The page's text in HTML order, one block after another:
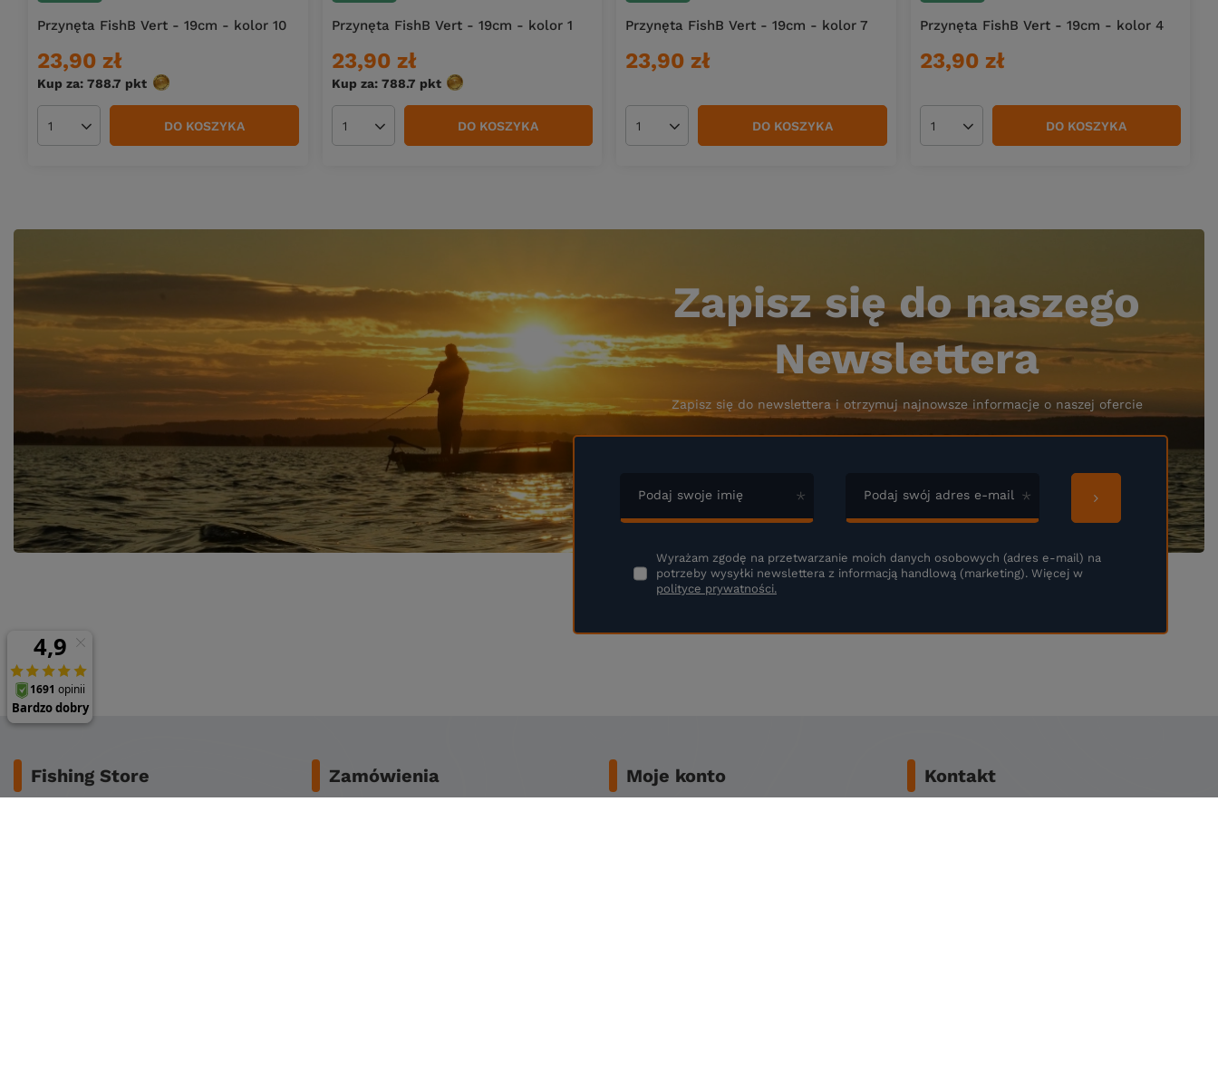
Przynęta FishB Vert - 19cm - kolor 10
23,90 zł
Kup za: 788.7 pkt punktów
Ilość produktów DO KOSZYKA
Przynęta FishB Vert - 19cm - kolor 1
23,90 zł
Kup za: 788.7 pktpunktów
Ilość produktów DO KOSZYKA
Przynęta FishB Vert - 19cm - kolor 7
23,90 zł
Ilość produktów DO KOSZYKA
Przynęta FishB Vert - 19cm - kolor 4
23,90 zł
Ilość produktów DO KOSZYKA
Zapisz się do naszego
Newslettera
Zapisz się do newslettera i otrzymuj najnowsze informacje o naszej ofercie
Podaj swoje imię Podaj swój adres e-mail
Wyrażam zgodę na przetwarzanie moich danych osobowych (adres e-mail) na
potrzeby wysyłki newslettera z informacją handlową (marketing). Więcej w
polityce prywatności.
Fishing Store Zamówienia Moje konto Kontakt